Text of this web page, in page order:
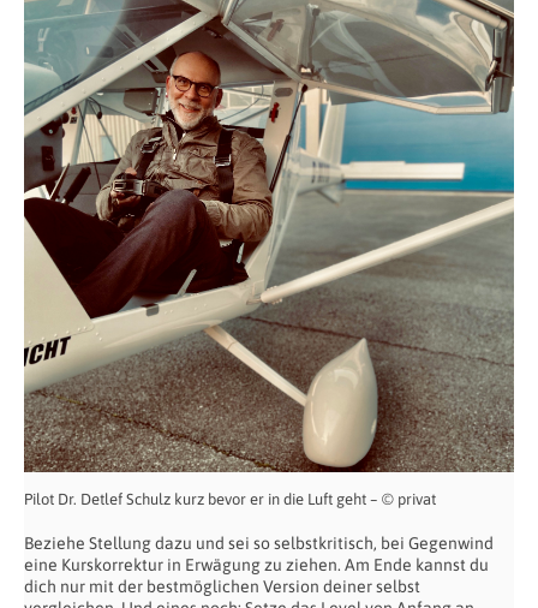
Pilot Dr. Detlef Schulz kurz bevor er in die Luft geht – © privat
Beziehe Stellung dazu und sei so selbstkritisch, bei Gegenwind
eine Kurskorrektur in Erwägung zu ziehen. Am Ende kannst du
dich nur mit der bestmöglichen Version deiner selbst